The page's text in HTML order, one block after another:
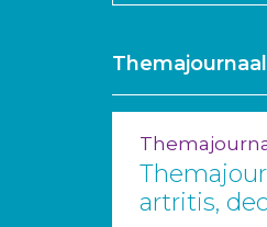
Themajournaal
artritis,